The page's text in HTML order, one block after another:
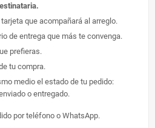
que acompañará al arreglo.
de entrega que más te convenga.
prefieras.
tu compra.
medio el estado de tu pedido:
o entregado.
por teléfono o WhatsApp.